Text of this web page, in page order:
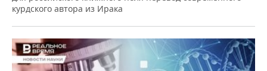
курдского автора из Ирака